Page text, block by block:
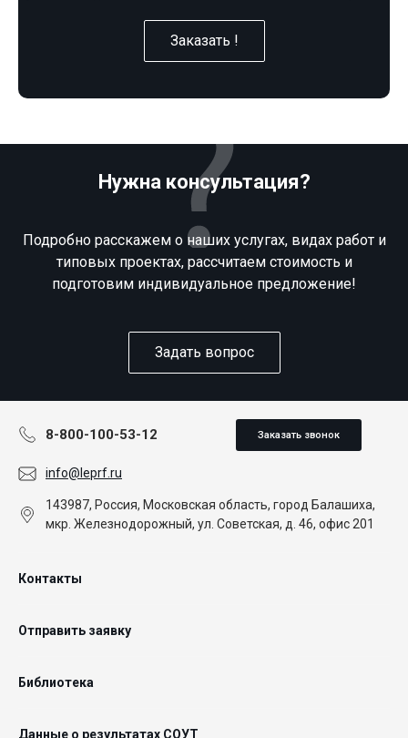
Заказать !
Нужна консультация?
Подробно расскажем о наших услугах, видах работ и
типовых проектах, рассчитаем стоимость и
подготовим индивидуальное предложение!
Задать вопрос
8-800-100-53-12 Заказать звонок
info@leprf.ru
143987, Россия, Московская область, город Балашиха,
мкр. Железнодорожный, ул. Советская, д. 46, офис 201
Контакты
Отправить заявку
Библиотека
Данные о результатах СОУТ